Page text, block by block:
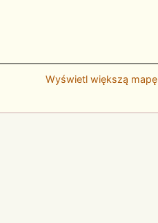
Wyświetl większą mapę